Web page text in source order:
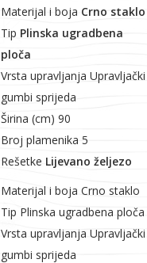
Materijal i boja Crno staklo
Tip Plinska ugradbena
ploča
Vrsta upravljanja Upravljački
gumbi sprijeda
Širina (cm) 90
Broj plamenika 5
Rešetke Lijevano željezo
Materijal i boja Crno staklo
Tip Plinska ugradbena ploča
Vrsta upravljanja Upravljački
gumbi sprijeda